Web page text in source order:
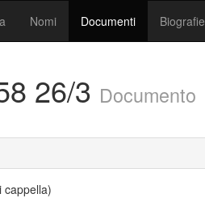
Nomi Documenti Biografie
26/3 Documento
cappella)